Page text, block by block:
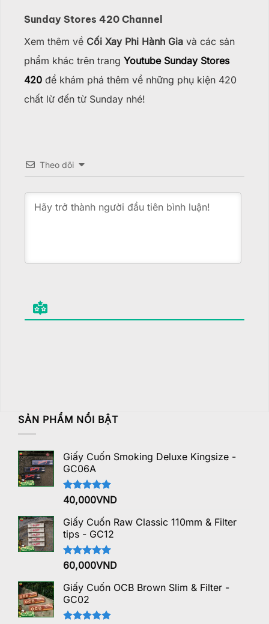
SẢN PHẨM NỔI BẬT
Giấy Cuốn Smoking Deluxe Kingsize -
GC06A
Được xếp
hạng
5 sao
40,000VND
Giấy Cuốn Raw Classic 110mm & Filter
tips - GC12
Được xếp
hạng
5 sao
60,000VND
Giấy Cuốn OCB Brown Slim & Filter -
GC02
Sunday Stores 420 Channel
Xem thêm về Cối Xay Phi Hành Gia và các sản
phẩm khác trên trang Youtube Sunday Stores
420 để khám phá thêm về những phụ kiện 420
chất lừ đến từ Sunday nhé!
Theo dõi